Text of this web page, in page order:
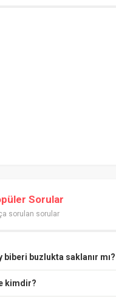
Sorular
sorulan sorular
biberi buzlukta saklanır mı?
kimdir?